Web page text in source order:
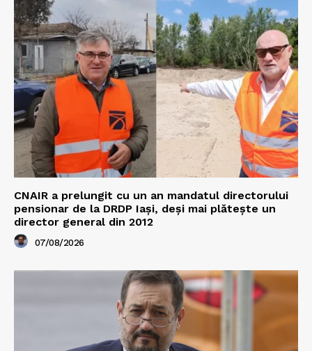
CNAIR a prelungit cu un an mandatul directorului
pensionar de la DRDP Iași, deși mai plătește un
director general din 2012
07/08/2026